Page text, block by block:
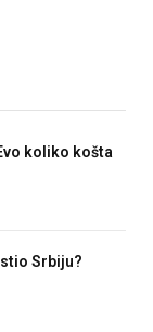
koliko košta
Srbiju?